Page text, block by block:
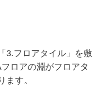
3.フロアタイル」を敷
ロアの淵がフロアタ
ます。